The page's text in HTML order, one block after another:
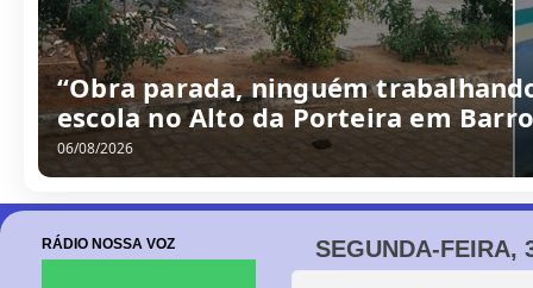
/
0
8
/
2
0
2
6
SEGUNDA-FEIRA,
RÁDIO NOSSA VOZ